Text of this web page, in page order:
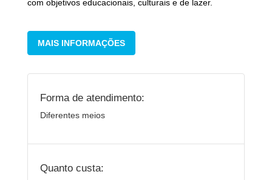
com objetivos educacionais, culturais e de lazer.
MAIS INFORMAÇÕES
Forma de atendimento:
Diferentes meios
Quanto custa: